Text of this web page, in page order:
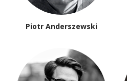
Piotr Anderszewski